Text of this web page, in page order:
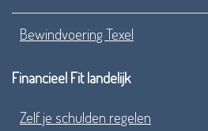
Bewindvoering Texel
Financieel Fit landelijk
Zelf je schulden regelen